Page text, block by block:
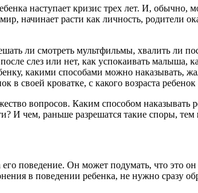
наступает кризис трех лет. И,
начинает расти как личность, родители
ли смотреть мультфильмы, хвалить ли
слез или нет, как успокаивать малыша,
какими способами можно наказывать,
в своей кроватке, с какого возраста
вопросов. Каким способом наказывать
И чем, раньше разрешатся такие споры, тем
поведение. Он может подумать, что это он
в поведении ребенка, не нужно сразу